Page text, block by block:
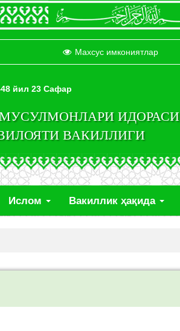
Махсус имкониятлар
йил 23 Сафар
ИДОРАСИ
ВАКИЛЛИГИ
Ислом Вакиллик ҳақида